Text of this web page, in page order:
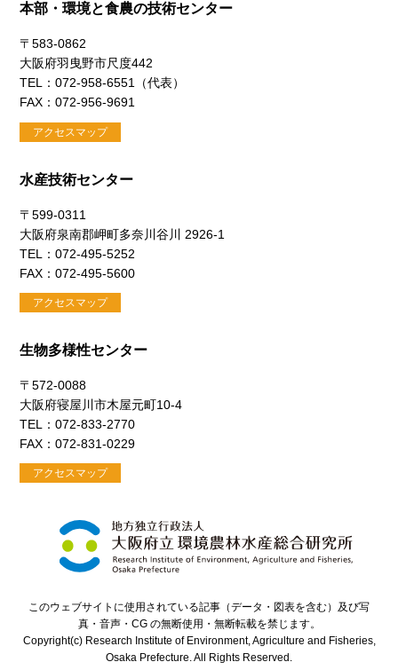
本部・環境と食農の技術センター
〒583-0862
大阪府羽曳野市尺度442
TEL：072-958-6551（代表）
FAX：072-956-9691
アクセスマップ
水産技術センター
〒599-0311
大阪府泉南郡岬町多奈川谷川 2926-1
TEL：072-495-5252
FAX：072-495-5600
アクセスマップ
生物多様性センター
〒572-0088
大阪府寝屋川市木屋元町10-4
TEL：072-833-2770
FAX：072-831-0229
アクセスマップ
このウェブサイトに使用されている記事（データ・図表を含む）及び写
真・音声・CG の無断使用・無断転載を禁じます。
Copyright(c) Research Institute of Environment, Agriculture and Fisheries,
Osaka Prefecture. All Rights Reserved.